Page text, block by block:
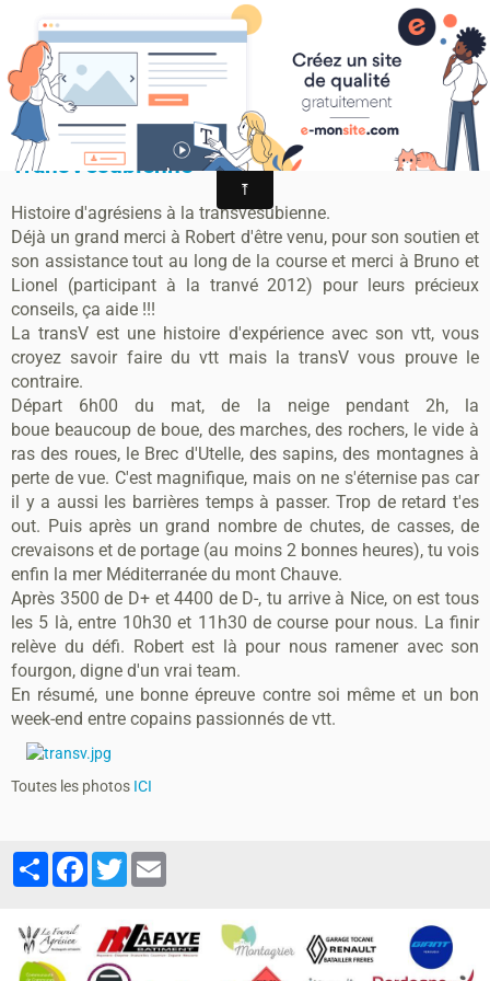
MONTAGRIER VTT-TRAIL
association montagrier sports loisirs
TransVésubienne
TransVésubienne
Histoire d'agrésiens à la transvésubienne.
Déjà un grand merci à Robert d'être venu, pour son soutien et
son assistance tout au long de la course et merci à Bruno et
Lionel (participant à la tranvé 2012) pour leurs précieux
conseils, ça aide !!!
La transV est une histoire d'expérience avec son vtt, vous
croyez savoir faire du vtt mais la transV vous prouve le
contraire.
Départ 6h00 du mat, de la neige pendant 2h, la
boue beaucoup de boue, des marches, des rochers, le vide à
ras des roues, le Brec d'Utelle, des sapins, des montagnes à
perte de vue. C'est magnifique, mais on ne s'éternise pas car
il y a aussi les barrières temps à passer. Trop de retard t'es
out. Puis après un grand nombre de chutes, de casses, de
crevaisons et de portage (au moins 2 bonnes heures), tu vois
enfin la mer Méditerranée du mont Chauve.
Après 3500 de D+ et 4400 de D-, tu arrive à Nice, on est tous
les 5 là, entre 10h30 et 11h30 de course pour nous. La finir
relève du défi. Robert est là pour nous ramener avec son
fourgon, digne d'un vrai team.
En résumé, une bonne épreuve contre soi même et un bon
week-end entre copains passionnés de vtt.
Toutes les photos ICI
PartagerFacebook
Twitter